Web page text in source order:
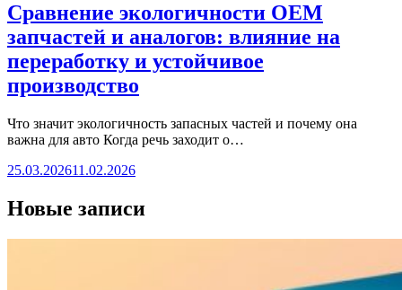
Сравнение экологичности OEM
запчастей и аналогов: влияние на
переработку и устойчивое
производство
Что значит экологичность запасных частей и почему она
важна для авто Когда речь заходит о…
25.03.202611.02.2026
Новые записи